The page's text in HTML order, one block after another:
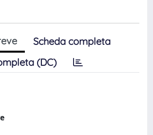
Scheda completa
(DC)